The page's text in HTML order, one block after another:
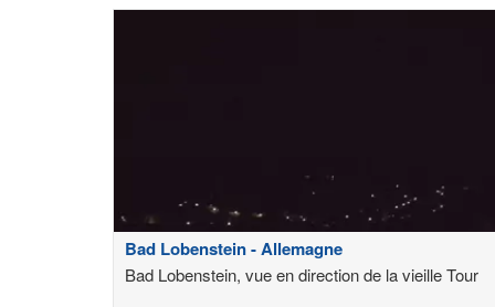
Bad Lobenstein - Allemagne
Bad Lobenstein, vue en direction de la vieille Tour